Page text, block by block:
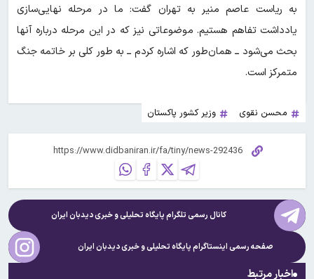
به ریاست عاصم منیر به تهران گفت: ما در مرحله نهایی‌سازی
یادداشت تفاهم هستیم. موضوعاتی نیز که در این مرحله درباره آنها
بحث می‌شود ــ همان‌طور که اشاره کردم ــ به طور کلی بر خاتمه جنگ
متمرکز است.
محسن نقوی وزیر کشور پاکستان
کانال رسمی تلگرام پایگاه تحلیلی و خبریدیدبان ایران
صفحه رسمی اینستاگرام پایگاه تحلیلی و خبریدیدبان ایران
اخبار مرتبط